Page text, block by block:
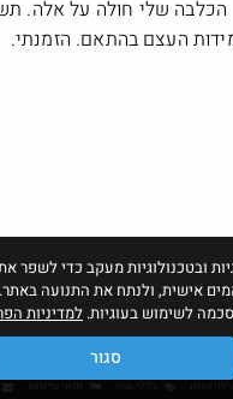
ובטכנולוגיות מעקב כדי לשפר
אישית, ולנתח את התנועה
לשימוש בעוגיות. למדיניות
סגור
הכלבה שלי חולה על אלה.
העצם בהתאם. הזמנתי.